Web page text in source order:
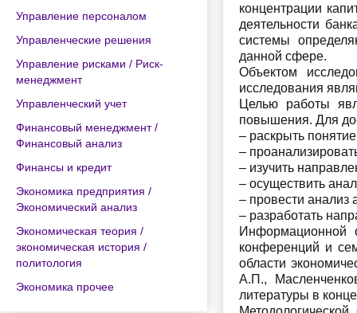
Управление персоналом
Управленческие решения
Управление рисками / Риск-
менеджмент
Управленческий учет
Финансовый менеджмент /
Финансовый анализ
Финансы и кредит
Экономика предприятия /
Экономический анализ
Экономическая теория /
экономическая история /
политология
Экономика прочее
концентрации
деятельности
системы
данной сфере.
Объектом
исследования
Целью работы
повышения. Для
– раскрыть
–
– изучить
– осуществить
– провести
– разработать
Информационной
конференций и
области
А.П.,
литературы в